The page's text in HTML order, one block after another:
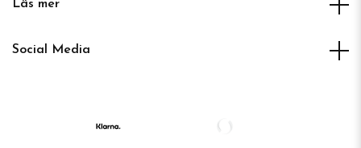
Läs mer
Social Media